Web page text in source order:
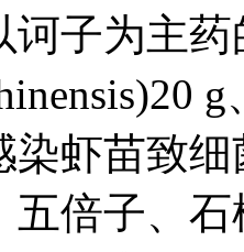
诃子为主
染虾苗致
五倍子、